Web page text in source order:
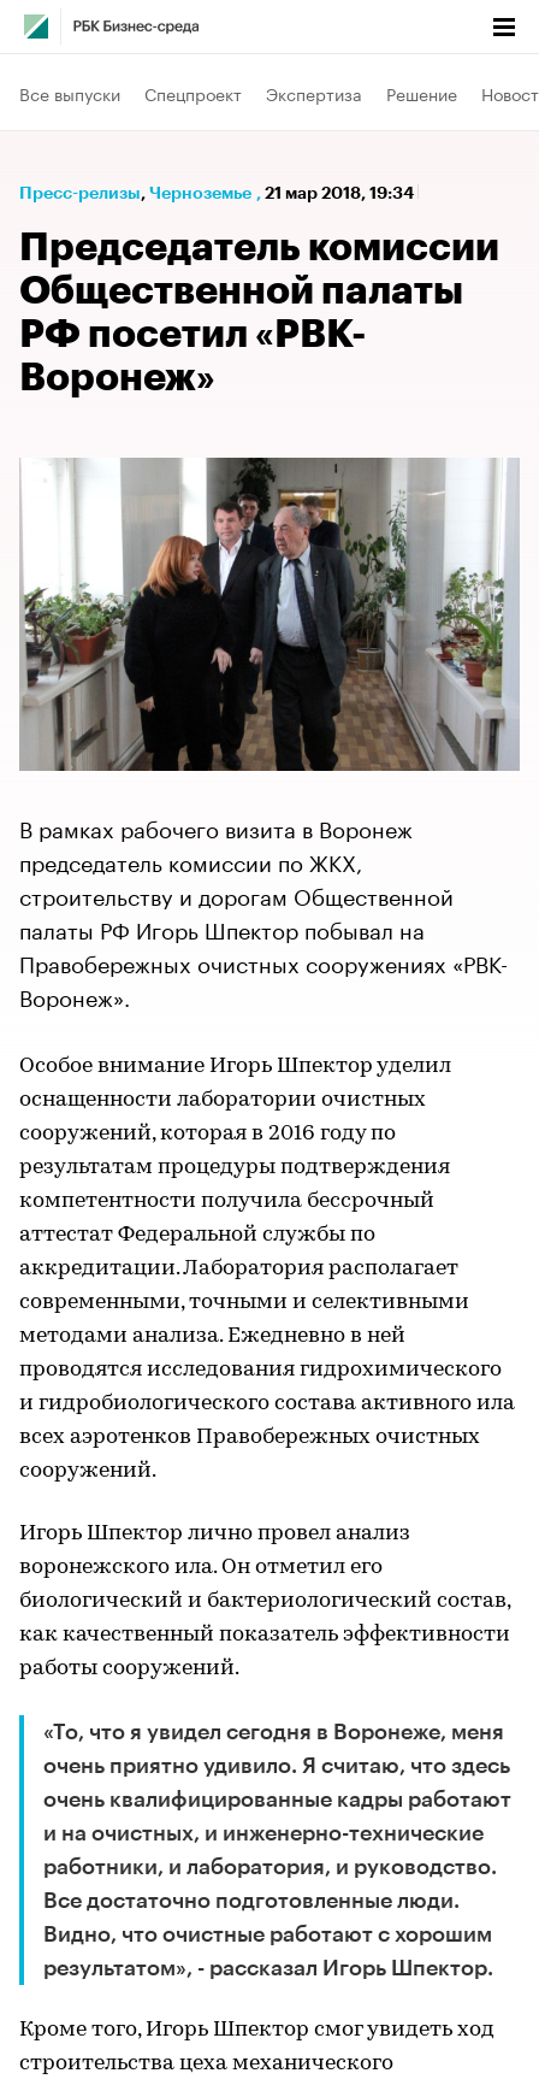
Все выпуски Спецпроект Экспертиза Решение
Пресс-релизы⁠, Черноземье , 21 мар 2018, 19:34
Председатель комиссии
Общественной палаты
РФ посетил «РВК-
Воронеж»
В рамках рабочего визита в Воронеж
председатель комиссии по ЖКХ,
строительству и дорогам Общественной
палаты РФ Игорь Шпектор побывал на
Правобережных очистных сооружениях «РВК-
Воронеж».
Особое внимание Игорь Шпектор уделил
оснащенности лаборатории очистных
сооружений, которая в 2016 году по
результатам процедуры подтверждения
компетентности получила бессрочный
аттестат Федеральной службы по
аккредитации. Лаборатория располагает
современными, точными и селективными
методами анализа. Ежедневно в ней
проводятся исследования гидрохимического
и гидробиологического состава активного ила
всех аэротенков Правобережных очистных
сооружений.
Игорь Шпектор лично провел анализ
воронежского ила. Он отметил его
биологический и бактериологический состав,
как качественный показатель эффективности
работы сооружений.
«То, что я увидел сегодня в Воронеже, меня
очень приятно удивило. Я считаю, что здесь
очень квалифицированные кадры работают
и на очистных, и инженерно-технические
работники, и лаборатория, и руководство.
Все достаточно подготовленные люди.
Видно, что очистные работают с хорошим
результатом», - рассказал Игорь Шпектор.
Кроме того, Игорь Шпектор смог увидеть ход
строительства цеха механического